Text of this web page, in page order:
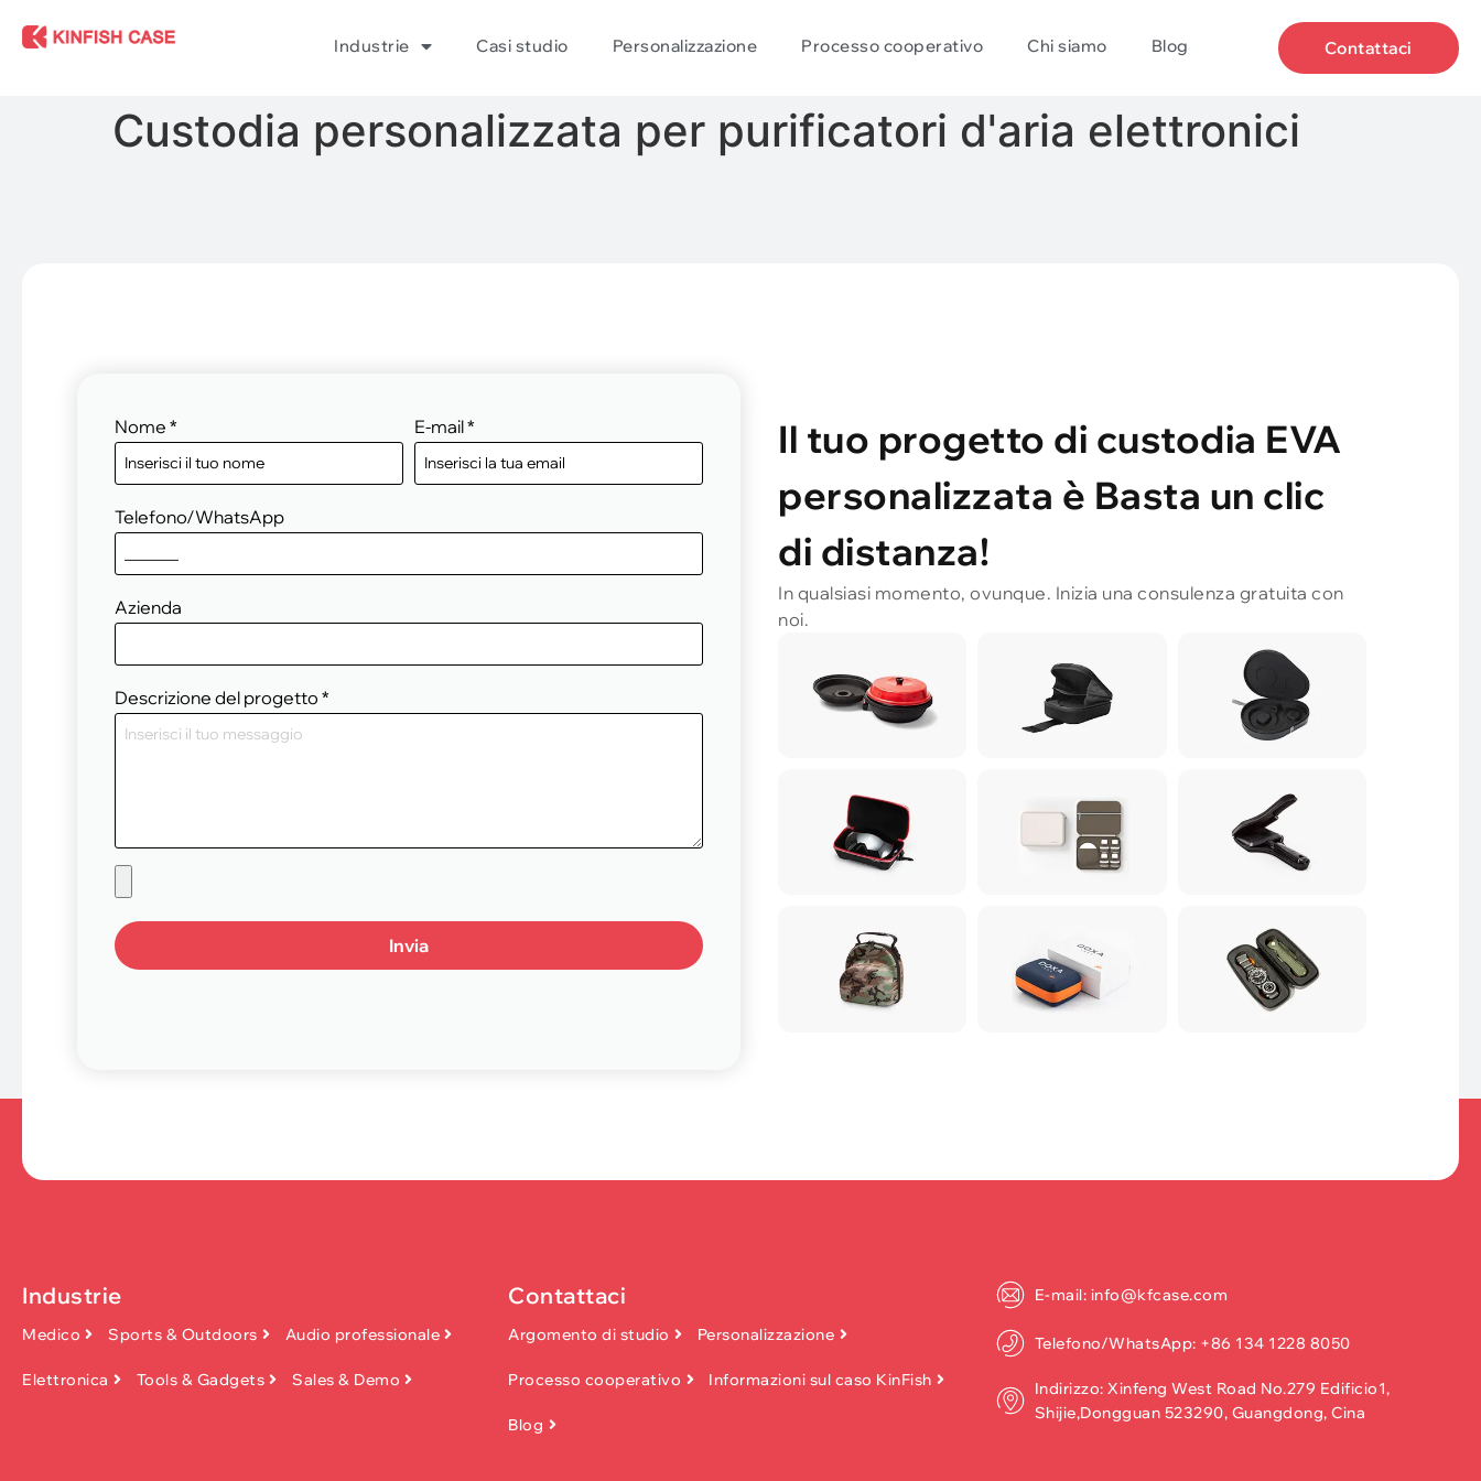
Industrie Casi studio Personalizzazione Processo cooperativo Chi siamo Blog Contattaci
Custodia personalizzata per purificatori d'aria elettronici
Nome * E-mail*
Telefono/WhatsApp
Azienda
Descrizione del progetto *
Invia
Il tuo progetto di custodia EVA
personalizzata è Basta un clic
di distanza!
In qualsiasi momento, ovunque. Inizia una consulenza gratuita con
noi.
Industrie
Medico Sports & Outdoors Audio professionale
Elettronica Tools & Gadgets Sales & Demo
Contattaci
Argomento di studio Personalizzazione
Processo cooperativo Informazioni sul caso KinFish
Blog
E-mail: info@kfcase.com
Telefono/WhatsApp: +86 134 1228 8050
Indirizzo: Xinfeng West Road No.279 Edificio1,
Shijie,Dongguan 523290, Guangdong, Cina